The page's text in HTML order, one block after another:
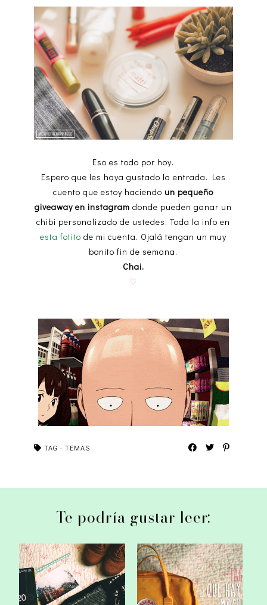
Eso es todo por hoy.
Espero que les haya gustado la entrada. Les
cuento que estoy haciendo un pequeño
giveaway en instagram donde pueden ganar un
chibi personalizado de ustedes. Toda la info en
esta fotito de mi cuenta. Ojalá tengan un muy
bonito fin de semana.
Chai.
♡
TAG · TEMAS
Te podría gustar leer:
Wishlist: Vuelta a clases. ¿Qué hay en mi mochila?.